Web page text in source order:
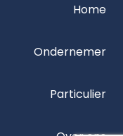
Home
Ondernemer
Particulier